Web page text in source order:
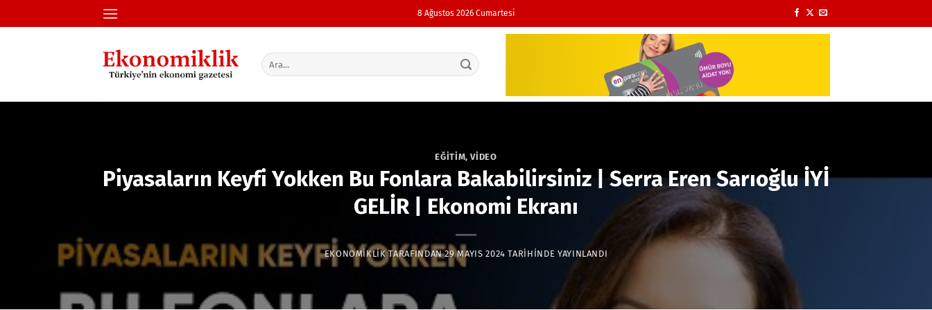
atla
8 Ağustos 2026 Cumartesi
EĞITIM,VIDEO
Piyasaların Keyfi Yokken Bu Fonlara Bakabilirsiniz | Serra Eren Sarıoğlu İYİ
GELİR | Ekonomi Ekranı
EKONOMIKLIKTARAFINDAN 29 MAYIS 2024 TARIHINDE YAYINLANDI